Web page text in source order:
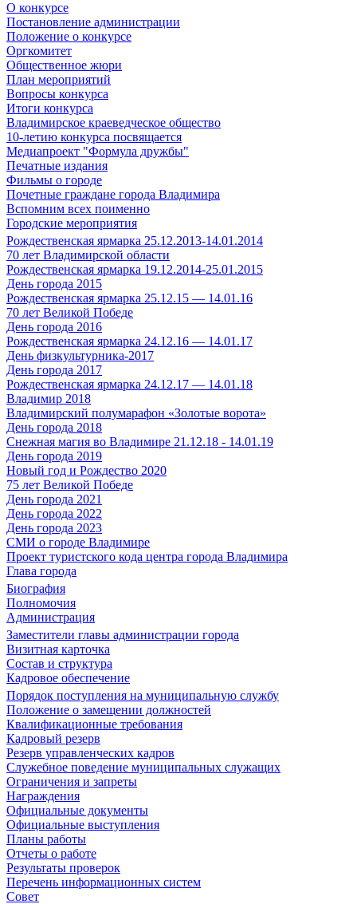
О конкурсе
Постановление администрации
Положение о конкурсе
Оргкомитет
Общественное жюри
План мероприятий
Вопросы конкурса
Итоги конкурса
Владимирское краеведческое общество
10-летию конкурса посвящается
Медиапроект "Формула дружбы"
Печатные издания
Фильмы о городе
Почетные граждане города Владимира
Вспомним всех поименно
Городские мероприятия
Рождественская ярмарка 25.12.2013-14.01.2014
70 лет Владимирской области
Рождественская ярмарка 19.12.2014-25.01.2015
День города 2015
Рождественская ярмарка 25.12.15 — 14.01.16
70 лет Великой Победе
День города 2016
Рождественская ярмарка 24.12.16 — 14.01.17
День физкультурника-2017
День города 2017
Рождественская ярмарка 24.12.17 — 14.01.18
Владимир 2018
Владимирский полумарафон «Золотые ворота»
День города 2018
Снежная магия во Владимире 21.12.18 - 14.01.19
День города 2019
Новый год и Рождество 2020
75 лет Великой Победе
День города 2021
День города 2022
День города 2023
СМИ о городе Владимире
Проект туристского кода центра города Владимира
Глава города
Биография
Полномочия
Администрация
Заместители главы администрации города
Визитная карточка
Состав и структура
Кадровое обеспечение
Порядок поступления на муниципальную службу
Положение о замещении должностей
Квалификационные требования
Кадровый резерв
Резерв управленческих кадров
Служебное поведение муниципальных служащих
Ограничения и запреты
Награждения
Официальные документы
Официальные выступления
Планы работы
Отчеты о работе
Результаты проверок
Перечень информационных систем
Совет